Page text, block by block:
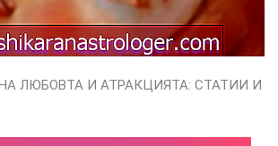
ЛЮБОВТА И АТРАКЦИЯТА: СТАТИИ И